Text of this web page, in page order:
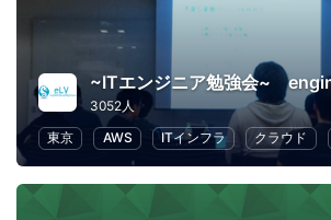
3052人
東京
AWS ITインフラ クラウド